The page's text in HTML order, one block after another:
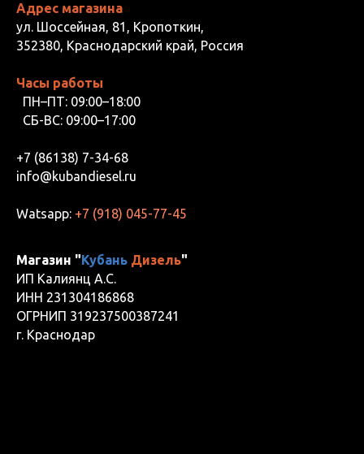
Адрес магазина
ул. Шоссейная, 81, Кропоткин,
352380, Краснодарский край, Россия
Часы работы
ПН–ПТ: 09:00–18:00
СБ-ВС: 09:00–17:00
+7 (86138) 7-34-68
info@kubandiesel.ru
Watsapp: +7 (918) 045-77-45
Магазин "Кубань Дизель"
ИП Калиянц А.С.
ИНН 231304186868
ОГРНИП 319237500387241
г. Краснодар